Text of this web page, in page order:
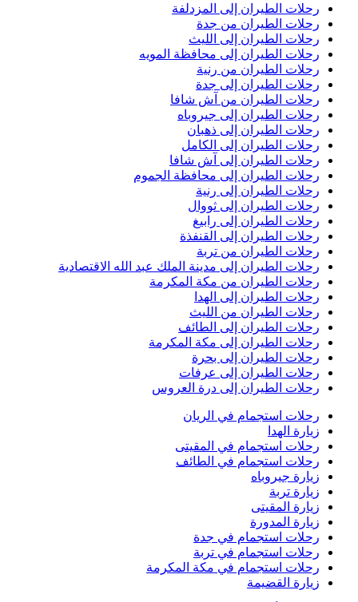
الطيران إلى المزدلفة
الطيران من جدة
الطيران إلى الليث
الطيران إلى محافظة المويه
الطيران من رنية
الطيران إلى جدة
الطيران من آش شافا
الطيران إلى جيروباه
الطيران إلى ذهبان
الطيران إلى الكامل
الطيران إلى آش شافا
الطيران إلى محافظة الجموم
الطيران إلى رنية
الطيران إلى ثووال
الطيران إلى رابيغ
الطيران إلى القنفذة
الطيران من تربة
الطيران إلى مدينة الملك عبد الله الاقتصادية
الطيران من مكة المكرمة
الطيران إلى الهدا
الطيران من الليث
الطيران إلى الطائف
الطيران إلى مكة المكرمة
الطيران إلى بحرة
الطيران إلى عرفات
الطيران إلى درة العروس
استجمام في الريان
الهدا
استجمام في المقیتی
استجمام في الطائف
جيروباه
تربة
المقیتی
المدورة
استجمام في جدة
استجمام في تربة
استجمام في مكة المكرمة
القضيمة